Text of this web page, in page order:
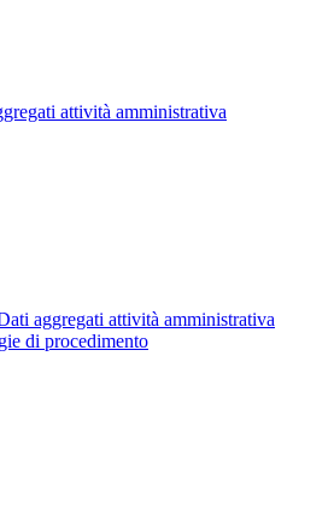
attività amministrativa
aggregati attività amministrativa
di procedimento